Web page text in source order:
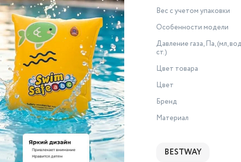
Вес с учетом упаковки
Особенности модели
Давление газа, Па, (мл,
ст.)
Цвет товара
Цвет
Бренд
Материал
BESTWAY